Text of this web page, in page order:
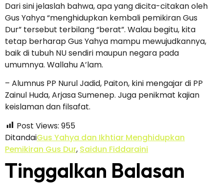
Dari sini jelaslah bahwa, apa yang dicita-citakan oleh
Gus Yahya “menghidupkan kembali pemikiran Gus
Dur” tersebut terbilang “berat”. Walau begitu, kita
tetap berharap Gus Yahya mampu mewujudkannya,
baik di tubuh NU sendiri maupun negara pada
umumnya. Wallahu A’lam.
– Alumnus PP Nurul Jadid, Paiton, kini mengajar di PP
Zainul Huda, Arjasa Sumenep. Juga penikmat kajian
keislaman dan filsafat.
Post Views: 955
DitandaiGus Yahya dan Ikhtiar Menghidupkan
Pemikiran Gus Dur, Saidun Fiddaraini
Tinggalkan Balasan